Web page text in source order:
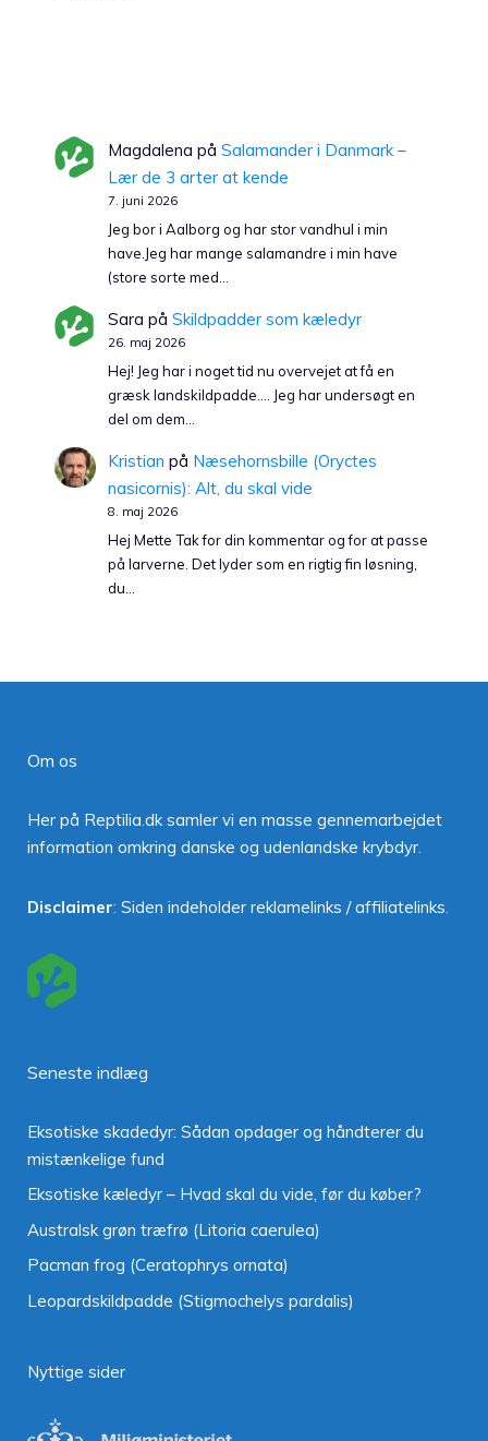
Magdalena på Salamander i Danmark –
Lær de 3 arter at kende
7. juni 2026
Jeg bor i Aalborg og har stor vandhul i min
have.Jeg har mange salamandre i min have
(store sorte med…
Sara på Skildpadder som kæledyr
26. maj 2026
Hej! Jeg har i noget tid nu overvejet at få en
græsk landskildpadde…. Jeg har undersøgt en
del om dem…
Kristian på Næsehornsbille (Oryctes
nasicornis): Alt, du skal vide
8. maj 2026
Hej Mette Tak for din kommentar og for at passe
på larverne. Det lyder som en rigtig fin løsning,
du…
Om os
Her på Reptilia.dk samler vi en masse gennemarbejdet
information omkring danske og udenlandske krybdyr.
Disclaimer: Siden indeholder reklamelinks / affiliatelinks.
Seneste indlæg
Eksotiske skadedyr: Sådan opdager og håndterer du
mistænkelige fund
Eksotiske kæledyr – Hvad skal du vide, før du køber?
Australsk grøn træfrø (Litoria caerulea)
Pacman frog (Ceratophrys ornata)
Leopardskildpadde (Stigmochelys pardalis)
Nyttige sider